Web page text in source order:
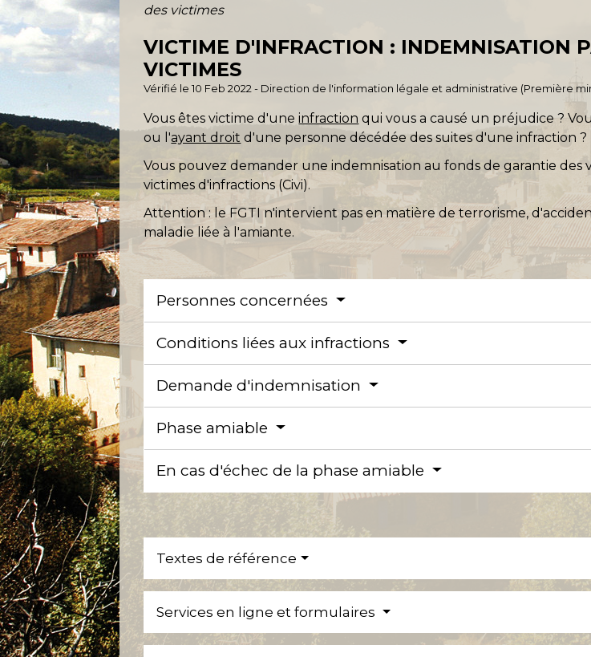
des victimes
VICTIME D'INFRACTION : INDEMNISATION
VICTIMES
Vérifié le 10 Feb 2022 - Direction de l'information légale et administrative (Première
Vous êtes victime d'uneinfraction qui vous a causé un préjudice ?
ou l'ayant droit d'une personne décédée des suites d'une infraction ?
Vous pouvez demander une indemnisation au fonds de garantie des
victimes d'infractions (Civi).
Attention : le FGTI n'intervient pas en matière de terrorisme,
maladie liée à l'amiante.
Personnes concernées
Conditions liées aux infractions
Demande d'indemnisation
Phase amiable
En cas d'échec de la phase amiable
Textes de référence
Services en ligne et formulaires